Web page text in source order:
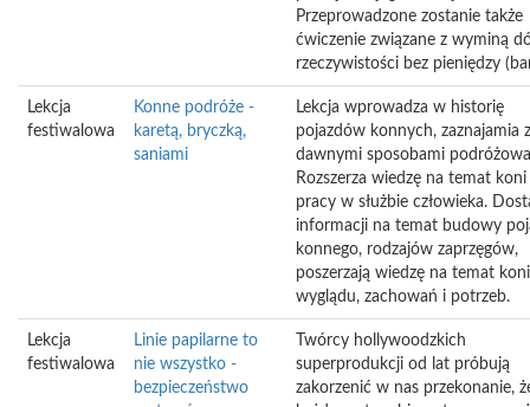
Przeprowadzone zostanie także
ćwiczenie związane z wyminą
rzeczywistości bez pieniędzy
Lekcja
festiwalowa
Konne podróże -
karetą, bryczką,
saniami
Lekcja wprowadza w historię
pojazdów konnych, zaznajamia z
dawnymi sposobami
Rozszerza wiedzę na temat
pracy w służbie człowieka.
informacji na temat budowy
konnego, rodzajów zaprzęgów,
poszerzają wiedzę na temat
wyglądu, zachowań i potrzeb.
Lekcja
festiwalowa
Linie papilarne to
nie wszystko -
bezpieczeństwo
Twórcy hollywoodzkich
superprodukcji od lat próbują
zakorzenić w nas przekonanie,